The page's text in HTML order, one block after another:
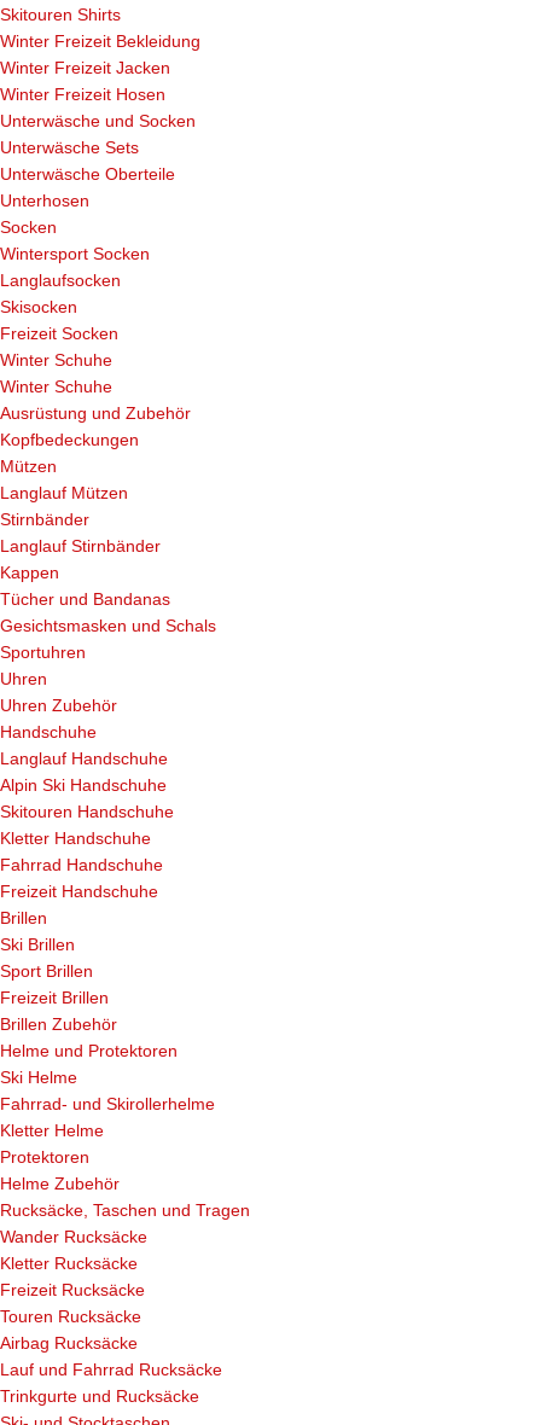
Skitouren Shirts
Winter Freizeit Bekleidung
Winter Freizeit Jacken
Winter Freizeit Hosen
Unterwäsche und Socken
Unterwäsche Sets
Unterwäsche Oberteile
Unterhosen
Socken
Wintersport Socken
Langlaufsocken
Skisocken
Freizeit Socken
Winter Schuhe
Winter Schuhe
Ausrüstung und Zubehör
Kopfbedeckungen
Mützen
Langlauf Mützen
Stirnbänder
Langlauf Stirnbänder
Kappen
Tücher und Bandanas
Gesichtsmasken und Schals
Sportuhren
Uhren
Uhren Zubehör
Handschuhe
Langlauf Handschuhe
Alpin Ski Handschuhe
Skitouren Handschuhe
Kletter Handschuhe
Fahrrad Handschuhe
Freizeit Handschuhe
Brillen
Ski Brillen
Sport Brillen
Freizeit Brillen
Brillen Zubehör
Helme und Protektoren
Ski Helme
Fahrrad- und Skirollerhelme
Kletter Helme
Protektoren
Helme Zubehör
Rucksäcke, Taschen und Tragen
Wander Rucksäcke
Kletter Rucksäcke
Freizeit Rucksäcke
Touren Rucksäcke
Airbag Rucksäcke
Lauf und Fahrrad Rucksäcke
Trinkgurte und Rucksäcke